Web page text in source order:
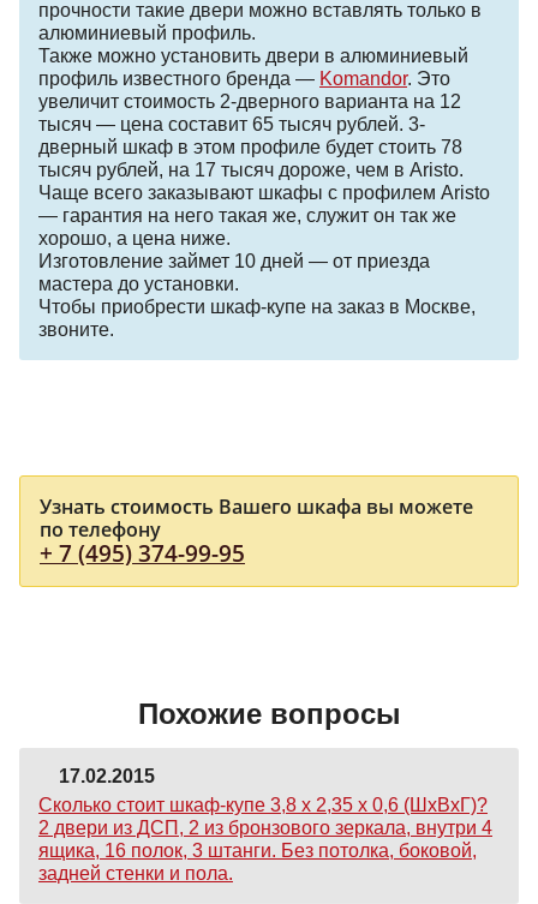
прочности такие двери можно вставлять только в
алюминиевый профиль.
Также можно установить двери в алюминиевый
профиль известного бренда — Komandor. Это
увеличит стоимость 2-дверного варианта на 12
тысяч — цена составит 65 тысяч рублей. 3-
дверный шкаф в этом профиле будет стоить 78
тысяч рублей, на 17 тысяч дороже, чем в Aristo.
Чаще всего заказывают шкафы с профилем Aristo
— гарантия на него такая же, служит он так же
хорошо, а цена ниже.
Изготовление займет 10 дней — от приезда
мастера до установки.
Чтобы приобрести шкаф-купе на заказ в Москве,
звоните.
Узнать стоимость Вашего шкафа вы можете
по телефону
+ 7 (495) 374-99-95
Похожие вопросы
17.02.2015
Сколько стоит шкаф-купе 3,8 х 2,35 х 0,6 (ШхВхГ)?
2 двери из ДСП, 2 из бронзового зеркала, внутри 4
ящика, 16 полок, 3 штанги. Без потолка, боковой,
задней стенки и пола.